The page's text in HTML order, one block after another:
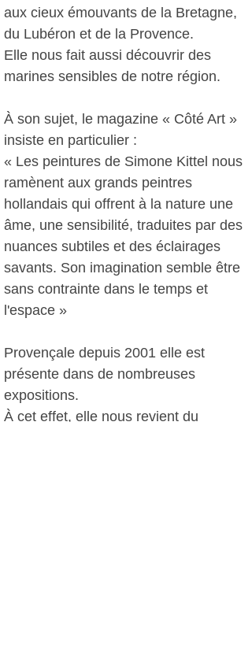
aux cieux émouvants de la Bretagne,
du Lubéron et de la Provence.
Elle nous fait aussi découvrir des
marines sensibles de notre région.
À son sujet, le magazine « Côté Art »
insiste en particulier :
« Les peintures de Simone Kittel nous
ramènent aux grands peintres
hollandais qui offrent à la nature une
âme, une sensibilité, traduites par des
nuances subtiles et des éclairages
savants. Son imagination semble être
sans contrainte dans le temps et
l'espace »
Provençale depuis 2001 elle est
présente dans de nombreuses
expositions.
À cet effet, elle nous revient du